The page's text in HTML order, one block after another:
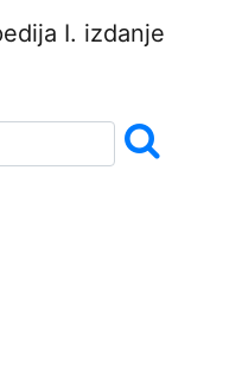
I. izdanje